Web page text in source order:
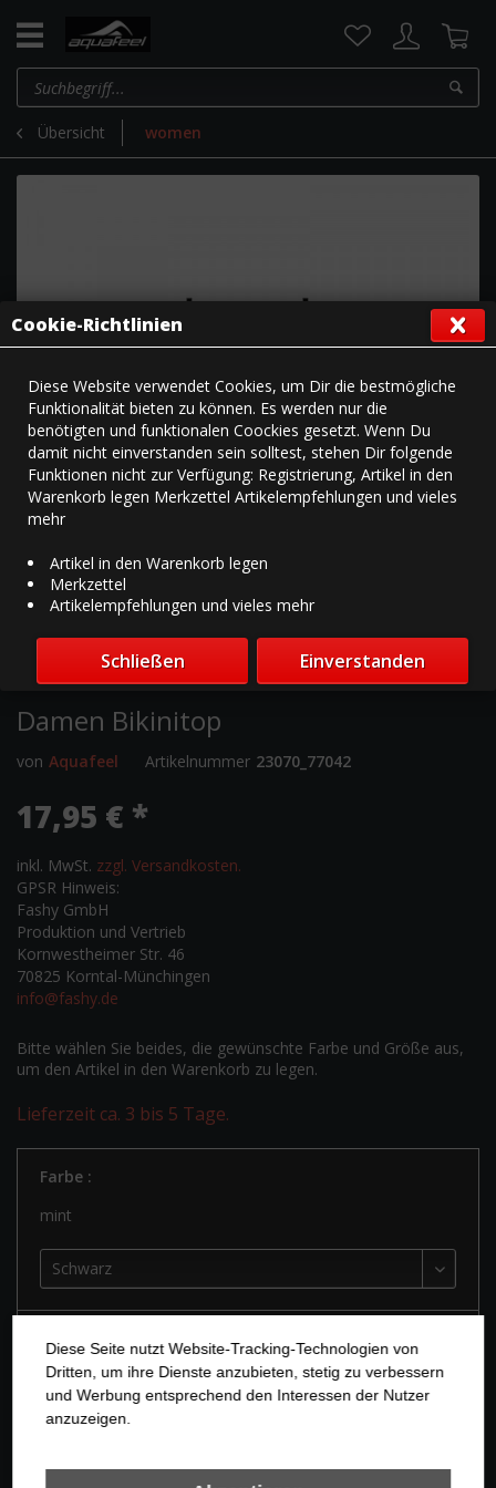
Übersicht women
Damen Bikinitop
von Aquafeel Artikelnummer 23070_77042
17,95 € *
inkl. MwSt. zzgl. Versandkosten.
GPSR Hinweis:
Fashy GmbH
Produktion und Vertrieb
Kornwestheimer Str. 46
70825 Korntal-Münchingen
info@fashy.de
Bitte wählen Sie beides, die gewünschte Farbe und Größe aus,
um den Artikel in den Warenkorb zu legen.
Lieferzeit ca. 3 bis 5 Tage.
Farbe :
mint
Größe:
Diese Seite nutzt Website-Tracking-Technologien von
Dritten, um ihre Dienste anzubieten, stetig zu verbessern
und Werbung entsprechend den Interessen der Nutzer
anzuzeigen.
Cookie-Richtlinien
Diese Website verwendet Cookies, um Dir die bestmögliche
Funktionalität bieten zu können. Es werden nur die
benötigten und funktionalen Coockies gesetzt. Wenn Du
damit nicht einverstanden sein solltest, stehen Dir folgende
Funktionen nicht zur Verfügung: Registrierung, Artikel in den
Warenkorb legen Merkzettel Artikelempfehlungen und vieles
mehr
Artikel in den Warenkorb legen
Merkzettel
Artikelempfehlungen und vieles mehr
Einverstanden
Schließen